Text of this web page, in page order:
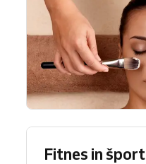
Fitnes in šport